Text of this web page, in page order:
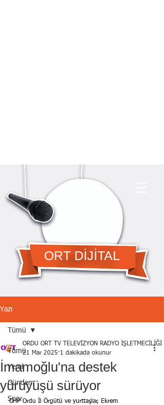
ORT DİJİTAL
Yazı
Tümü
Yerel
Gündem
Spor
Tümü
İmamoğlu'na destek
yürüyüşü sürüyor
ORDU ORT TV TELEVİZYON RADYO İŞLETMECİLİĞİ
21 Mar 2025 1 dakikada okunur
CHP Ordu İl Örgütü ve yurttaşlar, Ekrem